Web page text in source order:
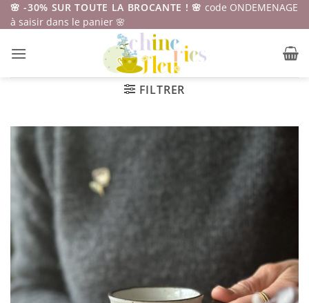
Passer
au
🌸 -30% SUR TOUTE LA BROCANTE ! 🌸 code ONDEMENAGE
à saisir dans le panier 🌸
FILTRER